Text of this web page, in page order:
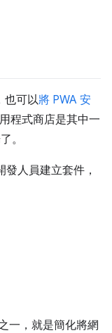
也可以將 PWA 安
程式商店是其中一
。
人員建立套件，
一，就是簡化將網